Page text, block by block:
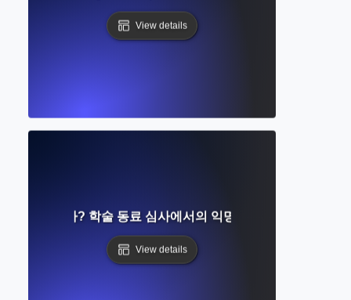
View details
란 무엇인가? 학술 동료 심사에서의 익명성과 공정성에 대한
View details